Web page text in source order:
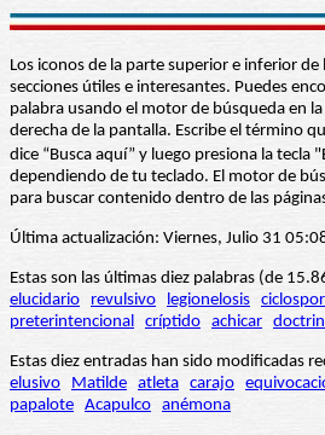
Los iconos de la parte superior e inferior
secciones útiles e interesantes. Puedes
palabra usando el motor de búsqueda en
derecha de la pantalla. Escribe el término
dice “Busca aquí” y luego presiona la
dependiendo de tu teclado. El motor de
para buscar contenido dentro de las
Última actualización: Viernes, Julio 31
Estas son las últimas diez palabras (de
elucidario
revulsivo legionelosis
preterintencional críptido achicar
Estas diez entradas han sido modificadas
elusivo
Matilde atleta carajo
papalote Acapulco anémona